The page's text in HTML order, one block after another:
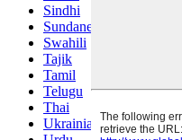
Sindhi
Sundanese
Swahili
Tajik
Tamil
Telugu
Thai
Ukrainian